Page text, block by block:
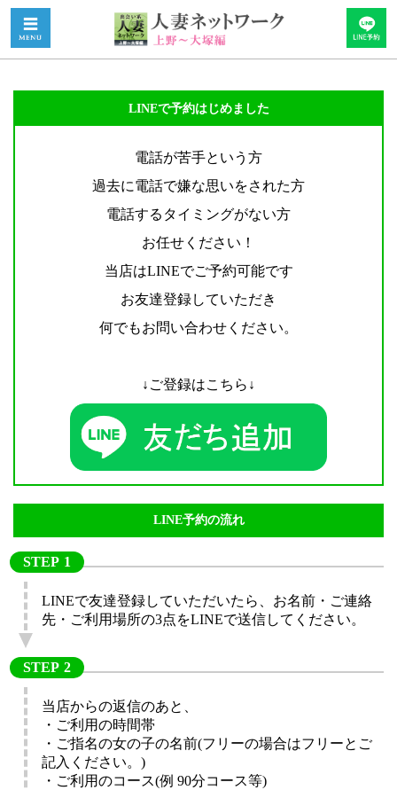
LINEで予約はじめました
電話が苦手という方
過去に電話で嫌な思いをされた方
電話するタイミングがない方
お任せください！
当店はLINEでご予約可能です
お友達登録していただき
何でもお問い合わせください。
↓ご登録はこちら↓
LINE予約の流れ
STEP
LINEで友達登録していただいたら、お名前・ご連絡
先・ご利用場所の3点をLINEで送信してください。
STEP
当店からの返信のあと、
・ご利用の時間帯
・ご指名の女の子の名前(フリーの場合はフリーとご
記入ください。)
・ご利用のコース(例 90分コース等)